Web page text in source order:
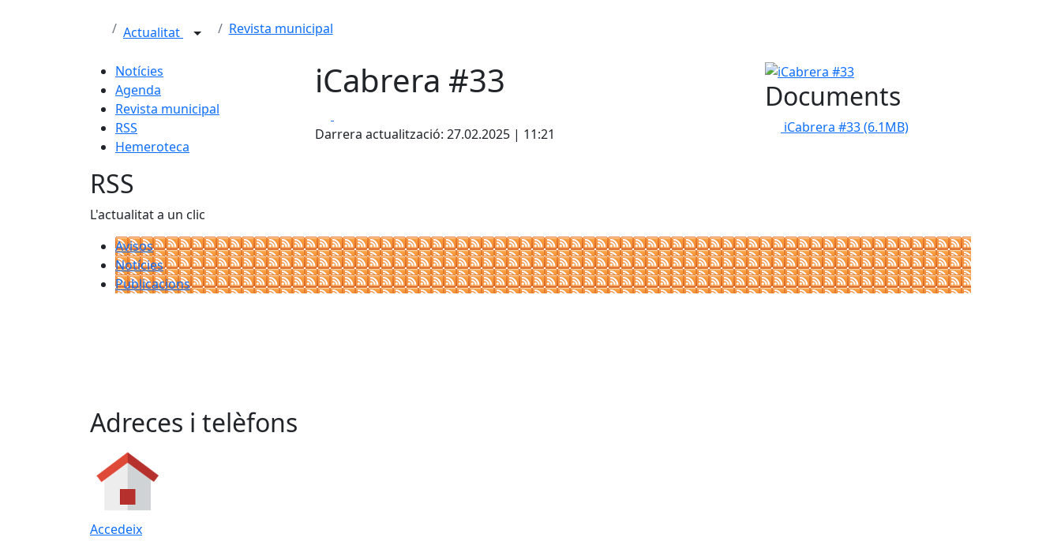
Actualitat Revista municipal
Notícies
Agenda
Revista municipal
RSS
Hemeroteca
iCabrera #33
Darrera actualització: 27.02.2025 | 11:21
iCabrera #33
Documents
iCabrera #33(6.1MB)
RSS
L'actualitat a un clic
Avisos
Notícies
Publicacions
Adreces i telèfons
Accedeix